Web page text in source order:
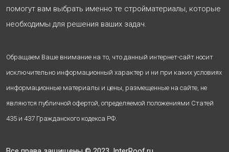
помогут вам выбрать именно те стройматериалы, которые
необходимы для решения ваших задач.
Обращаем Ваше внимание на то, что данный интернет-сайт носит
исключительно информационный характер и ни при каких условиях
информационные материалы и цены, размещенные на сайте, не
являются публичной офертой, определяемой положениями Статей
435 и 437 Гражданского кодекса РФ.